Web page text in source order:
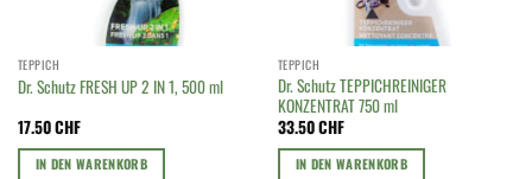
TEPPICH
Dr. Schutz FRESH UP 2 IN 1, 500 ml
17.50CHF
IN DEN WARENKORB
TEPPICH
Dr. Schutz TEPPICHREINIGER
KONZENTRAT 750 ml
33.50CHF
IN DEN WARENKORB